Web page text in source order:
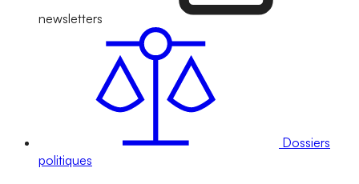
newsletters
Dossiers
politiques